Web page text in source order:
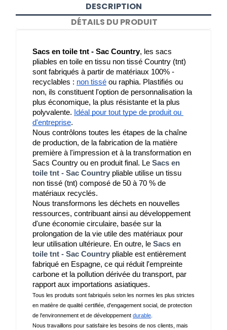
DESCRIPTION
DÉTAILS DU PRODUIT
Sacs en toile tnt - Sac Country, les sacs
pliables en toile en tissu non tissé Country (tnt)
sont fabriqués à partir de matériaux 100% -
recyclables : non tissé ou raphia. Plastifiés ou
non, ils constituent l'option de personnalisation la
plus économique, la plus résistante et la plus
polyvalente. Idéal pour tout type de produit ou
d'entreprise.
Nous contrôlons toutes les étapes de la chaîne
de production, de la fabrication de la matière
première à l'impression et à la transformation en
Sacs Country ou en produit final. Le Sacs en
toile tnt - Sac Country pliable utilise un tissu
non tissé (tnt) composé de 50 à 70 % de
matériaux recyclés.
Nous transformons les déchets en nouvelles
ressources, contribuant ainsi au développement
d'une économie circulaire, basée sur la
prolongation de la vie utile des matériaux pour
leur utilisation ultérieure. En outre, le Sacs en
toile tnt - Sac Country pliable est entièrement
fabriqué en Espagne, ce qui réduit l'empreinte
carbone et la pollution dérivée du transport, par
rapport aux importations asiatiques.
Tous les produits sont fabriqués selon les normes les plus strictes
en matière de qualité certifiée, d'engagement social, de protection
de l'environnement et de développement durable
Nous travaillons pour satisfaire les besoins de nos clients, mais